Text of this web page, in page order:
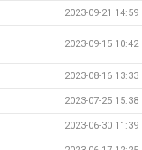
2023-09-21 14:59
2023-09-15 10:42
2023-08-16 13:33
2023-07-25 15:38
2023-06-30 11:39